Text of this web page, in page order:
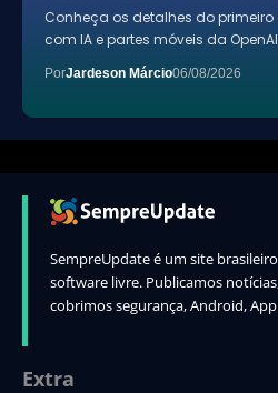
Conheça os detalhes do
com IA e partes móveis da
PorJardeson Márcio06/08/2026
SempreUpdate é um site
software livre. Publicamos
cobrimos segurança, Android,
Extra